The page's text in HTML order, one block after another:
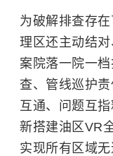
为破解排查存
理区还主动结
案院落一院一
查、管线巡护
互通、问题互
新搭建油区VR
实现所有区域